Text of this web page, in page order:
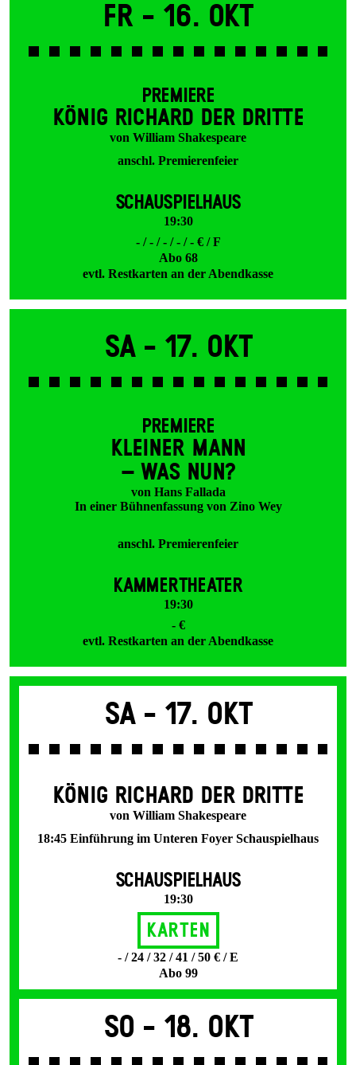
Fr - 16. Okt
PREMIERE
KÖNIG RICHARD DER DRITTE
von William Shakespeare
anschl. Premierenfeier
SCHAUSPIELHAUS
19:30
- / - / - / - / - € / F
Abo 68
evtl. Restkarten an der Abendkasse
Sa - 17. Okt
PREMIERE
KLEINER MANN
– WAS NUN?
von Hans Fallada
In einer Bühnenfassung von Zino Wey
anschl. Premierenfeier
KAMMERTHEATER
19:30
- €
evtl. Restkarten an der Abendkasse
Sa - 17. Okt
KÖNIG RICHARD DER DRITTE
von William Shakespeare
18:45 Einführung im Unteren Foyer Schauspielhaus
SCHAUSPIELHAUS
19:30
Karten
- / 24 / 32 / 41 / 50 € / E
Abo 99
So - 18. Okt